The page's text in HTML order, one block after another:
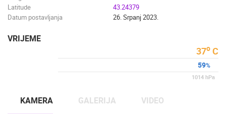
NAJBOLJE S WEBA GRADOVI I MJESTA
DOGAĐANJA I ZANIMLJIVOSTI TRANSPORT I PROMET
ZNAMENITOSTI SVJETSKA BAŠTINA SPORT
Latitude
43.24379
Datum postavljanja
26. Srpanj 2023.
VRIJEME
37o C
59%
1014 hPa
KAMERA GALERIJA VIDEO